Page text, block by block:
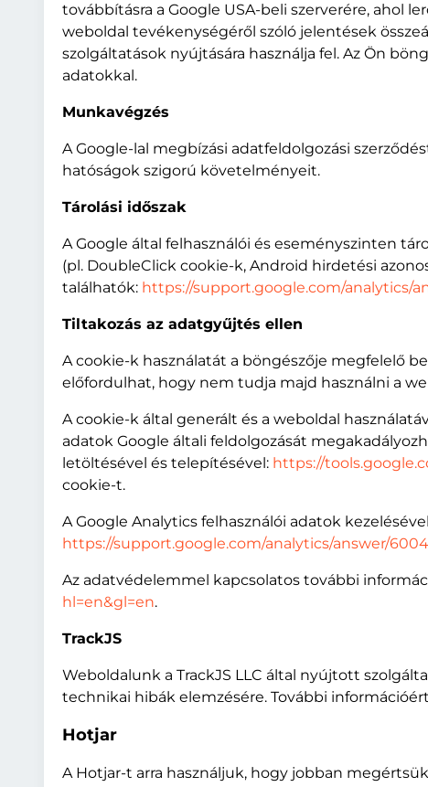
továbbításra a Google USA-beli szerverére, ahol
weboldal tevékenységéről szóló jelentések
szolgáltatások nyújtására használja fel. Az Ön
adatokkal.
Munkavégzés
A Google-lal megbízási adatfeldolgozási
hatóságok szigorú követelményeit.
Tárolási időszak
A Google által felhasználói és eseményszinten
(pl. DoubleClick cookie-k, Android hirdetési
találhatók: https://support.google.com/analytics/
Tiltakozás az adatgyűjtés ellen
A cookie-k használatát a böngészője megfelelő
előfordulhat, hogy nem tudja majd használni a
A cookie-k által generált és a weboldal
adatok Google általi feldolgozását
letöltésével és telepítésével: https://
cookie-t.
A Google Analytics felhasználói adatok
https://support.google.com/analytics/answer/
Az adatvédelemmel kapcsolatos további
hl=en&gl=en.
TrackJS
Weboldalunk a TrackJS LLC által nyújtott
technikai hibák elemzésére. További
Hotjar
A Hotjar-t arra használjuk, hogy jobban